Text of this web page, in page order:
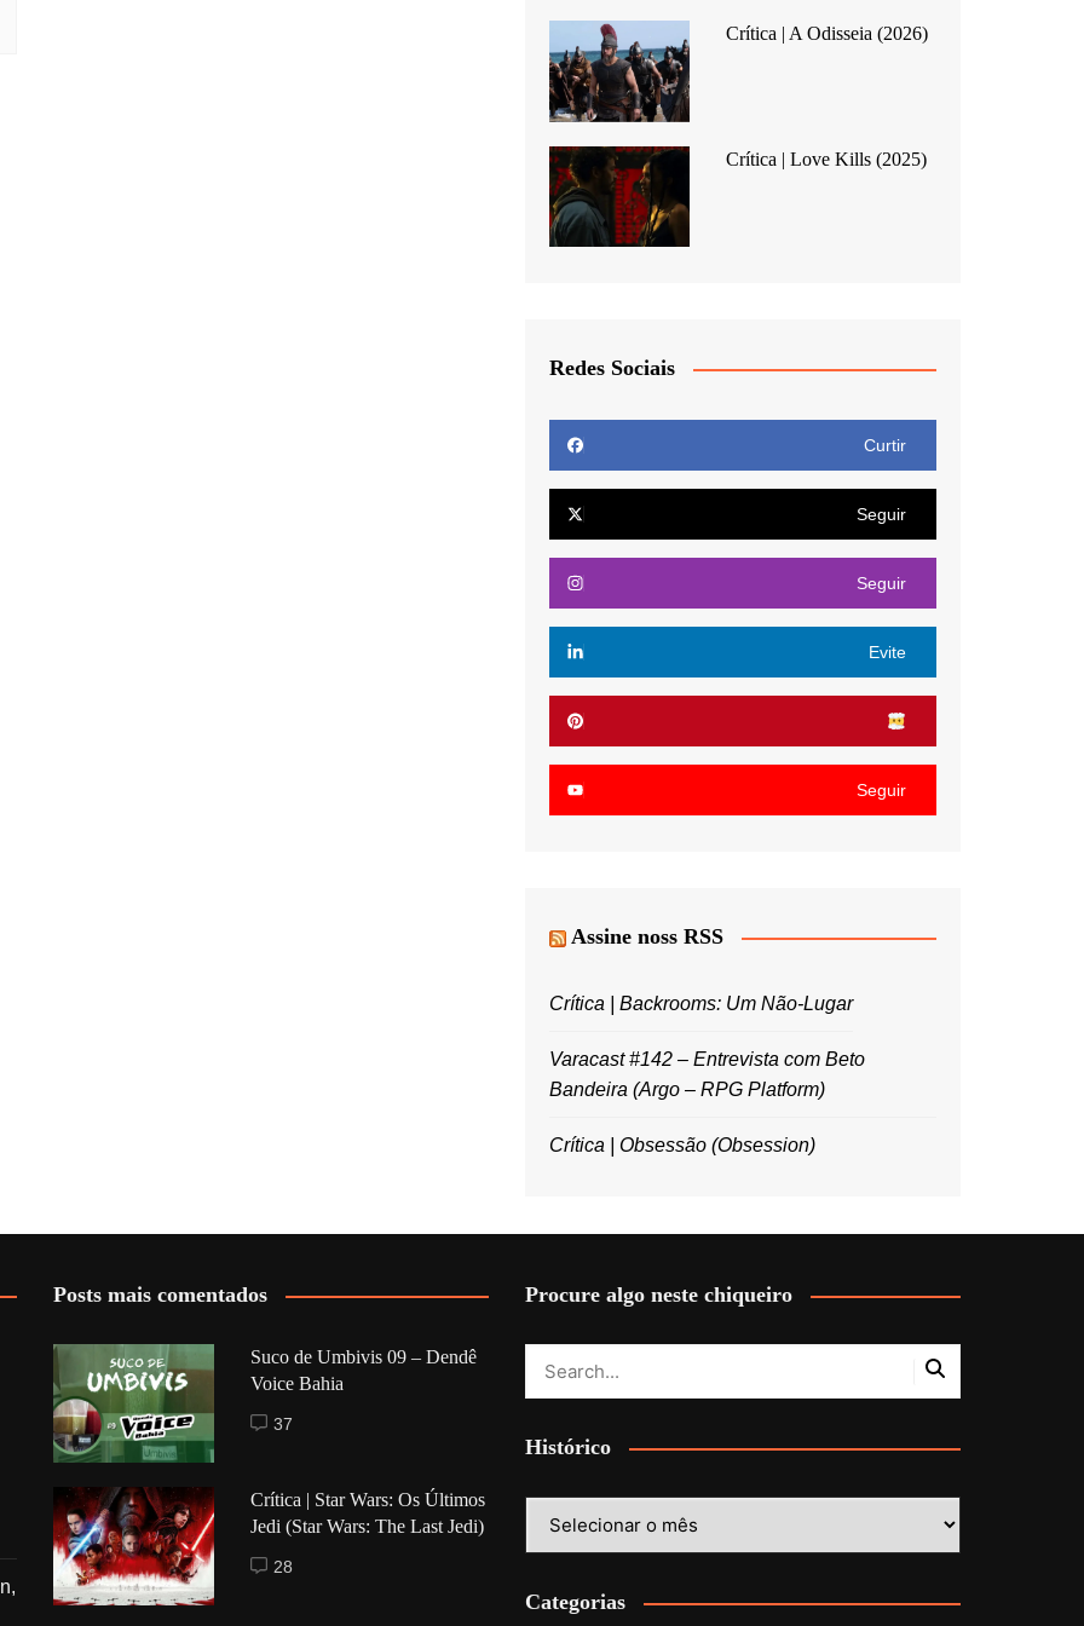
Crítica | A Odisseia (2026)
Crítica | Love Kills (2025)
Redes Sociais
Curtir
Seguir
Seguir
Evite
Seguir
Assine noss RSS
Crítica | Backrooms: Um Não-Lugar
Varacast #142 – Entrevista com Beto
Bandeira (Argo – RPG Platform)
Crítica | Obsessão (Obsession)
Posts mais comentados
Suco de Umbivis 09 – Dendê
Voice Bahia
37
Crítica | Star Wars: Os Últimos
Jedi (Star Wars: The Last Jedi)
28
Procure algo neste chiqueiro
Histórico
Categorias